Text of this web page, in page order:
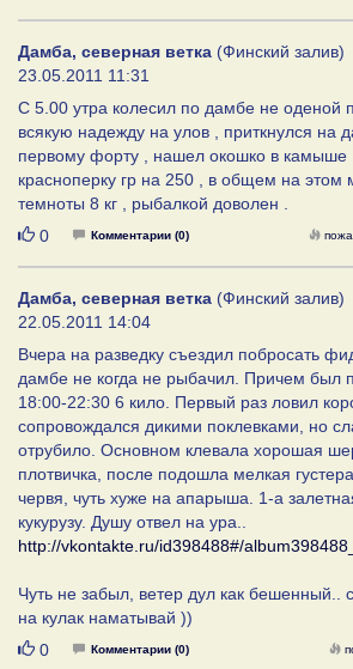
Дамба, северная ветка (Финский залив)
23.05.2011 11:31
С 5.00 утра колесил по дамбе не оденой
всякую надежду на улов , приткнулся на
первому форту , нашел окошко в камыше
красноперку гр на 250 , в общем на этом
темноты 8 кг , рыбалкой доволен .
Нравится
0 Комментарии (0)
Дамба, северная ветка (Финский залив)
22.05.2011 14:04
Вчера на разведку съездил побросать
дамбе не когда не рыбачил. Причем был
18:00-22:30 6 кило. Первый раз ловил
сопровождался дикими поклевками, но
отрубило. Основном клевала хорошая
плотвичка, после подошла мелкая
червя, чуть хуже на апарыша. 1-а
кукурузу. Душу отвел на ура..
http://vkontakte.ru/id398488#/
Чуть не забыл, ветер дул как бешенный..
на кулак наматывай ))
Нравится
0 Комментарии (0)